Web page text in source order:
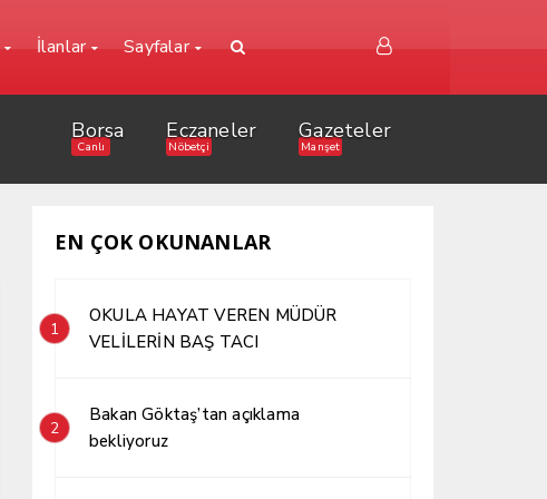
İlanlar Sayfalar
Borsa
Canlı
Eczaneler
Nöbetçi
Gazeteler
Manşet
EN ÇOK OKUNANLAR
1
OKULA HAYAT VEREN MÜDÜR
VELİLERİN BAŞ TACI
2
Bakan Göktaş’tan açıklama
bekliyoruz